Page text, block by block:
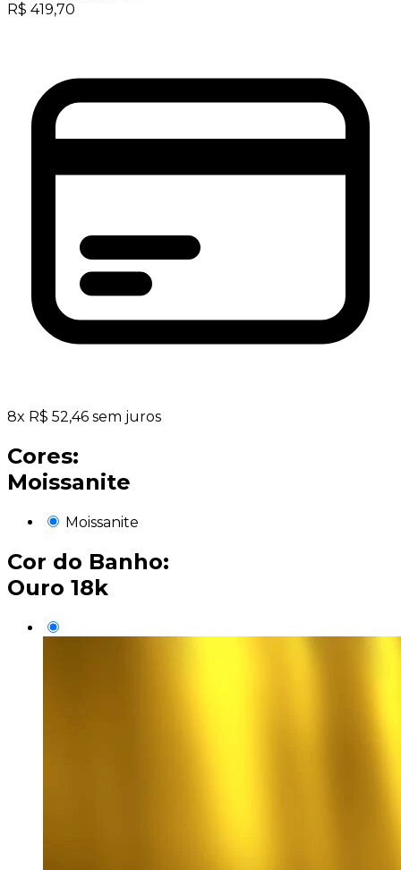
R$ 419,70
8x R$ 52,46 sem juros
Cores:
Moissanite
Moissanite
Cor do Banho:
Ouro 18k